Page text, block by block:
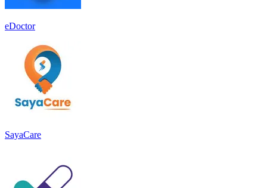
eDoctor
SayaCare